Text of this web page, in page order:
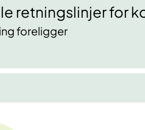
retningslinjer for
foreligger